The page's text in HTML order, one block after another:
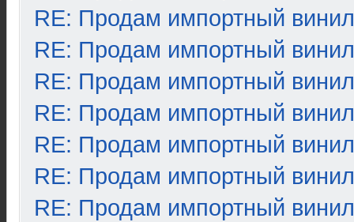
RE: Продам импортный винил
RE: Продам импортный винил
RE: Продам импортный винил
RE: Продам импортный винил
RE: Продам импортный винил
RE: Продам импортный винил
RE: Продам импортный винил